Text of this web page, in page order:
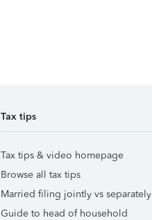
Tax tips
Tax tips & video homepage
Browse all tax tips
Married filing jointly vs separately
Guide to head of household